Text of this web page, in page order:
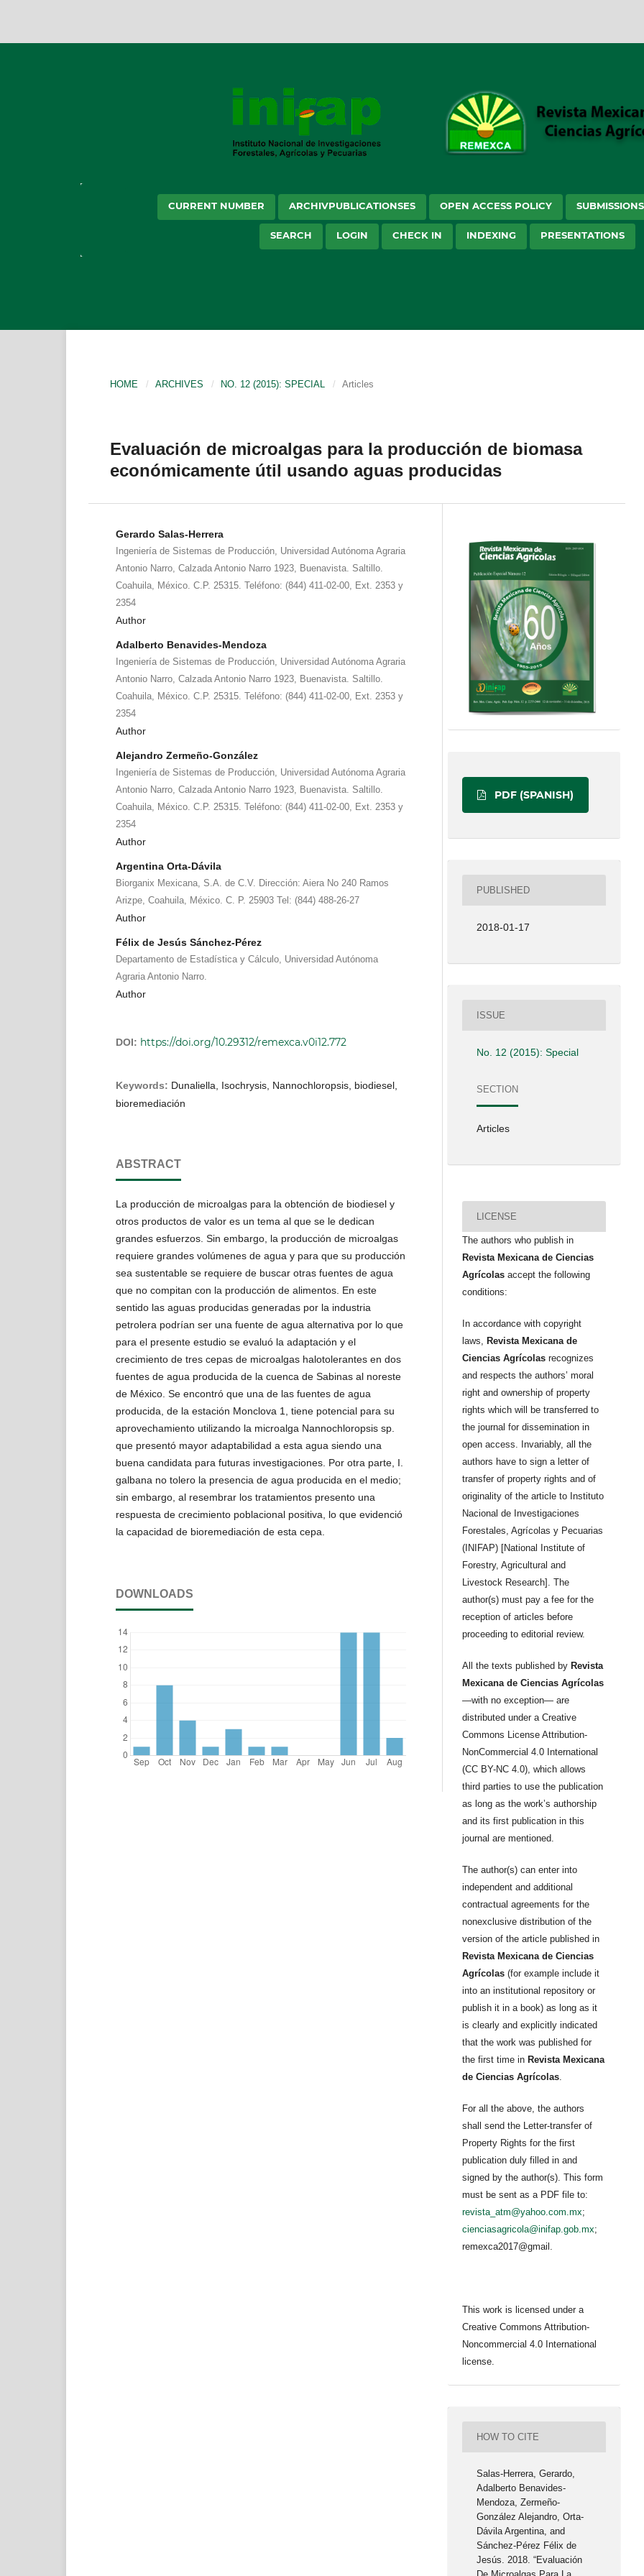
CURRENT NUMBER ARCHIVPUBLICATIONSES OPEN ACCESS POLICY SUBMISSIONS
SEARCH LOGIN CHECK IN INDEXING PRESENTATIONS
HOME / ARCHIVES / NO. 12 (2015): SPECIAL / Articles
Evaluación de microalgas para la producción de biomasa
económicamente útil usando aguas producidas
Gerardo Salas-Herrera
Ingeniería de Sistemas de Producción, Universidad Autónoma Agraria
Antonio Narro, Calzada Antonio Narro 1923, Buenavista. Saltillo.
Coahuila, México. C.P. 25315. Teléfono: (844) 411-02-00, Ext. 2353 y
2354
Author
Adalberto Benavides-Mendoza
Ingeniería de Sistemas de Producción, Universidad Autónoma Agraria
Antonio Narro, Calzada Antonio Narro 1923, Buenavista. Saltillo.
Coahuila, México. C.P. 25315. Teléfono: (844) 411-02-00, Ext. 2353 y
2354
Author
Alejandro Zermeño-González
Ingeniería de Sistemas de Producción, Universidad Autónoma Agraria
Antonio Narro, Calzada Antonio Narro 1923, Buenavista. Saltillo.
Coahuila, México. C.P. 25315. Teléfono: (844) 411-02-00, Ext. 2353 y
2354
Author
Argentina Orta-Dávila
Biorganix Mexicana, S.A. de C.V. Dirección: Aiera No 240 Ramos
Arizpe, Coahuila, México. C. P. 25903 Tel: (844) 488-26-27
Author
Félix de Jesús Sánchez-Pérez
Departamento de Estadística y Cálculo, Universidad Autónoma
Agraria Antonio Narro.
Author
DOI: https://doi.org/10.29312/remexca.v0i12.772
Keywords: Dunaliella, Isochrysis, Nannochloropsis, biodiesel,
bioremediación
ABSTRACT
La producción de microalgas para la obtención de biodiesel y
otros productos de valor es un tema al que se le dedican
grandes esfuerzos. Sin embargo, la producción de microalgas
requiere grandes volúmenes de agua y para que su producción
sea sustentable se requiere de buscar otras fuentes de agua
que no compitan con la producción de alimentos. En este
sentido las aguas producidas generadas por la industria
petrolera podrían ser una fuente de agua alternativa por lo que
para el presente estudio se evaluó la adaptación y el
crecimiento de tres cepas de microalgas halotolerantes en dos
fuentes de agua producida de la cuenca de Sabinas al noreste
de México. Se encontró que una de las fuentes de agua
producida, de la estación Monclova 1, tiene potencial para su
aprovechamiento utilizando la microalga Nannochloropsis sp.
que presentó mayor adaptabilidad a esta agua siendo una
buena candidata para futuras investigaciones. Por otra parte, I.
galbana no tolero la presencia de agua producida en el medio;
sin embargo, al resembrar los tratamientos presento una
respuesta de crecimiento poblacional positiva, lo que evidenció
la capacidad de bioremediación de esta cepa.
DOWNLOADS
PDF (SPANISH)
PUBLISHED
2018-01-17
ISSUE
No. 12 (2015): Special
SECTION
Articles
LICENSE
The authors who publish in
Revista Mexicana de Ciencias
Agrícolasaccept the following
conditions:
In accordance with copyright
laws, Revista Mexicana de
Ciencias Agrícolas recognizes
and respects the authors’ moral
right and ownership of property
rights which will be transferred to
the journal for dissemination in
open access. Invariably, all the
authors have to sign a letter of
transfer of property rights and of
originality of the article to Instituto
Nacional de Investigaciones
Forestales, Agrícolas y Pecuarias
(INIFAP) [National Institute of
Forestry, Agricultural and
Livestock Research]. The
author(s) must pay a fee for the
reception of articles before
proceeding to editorial review.
All the texts published by Revista
Mexicana de Ciencias Agrícolas
—with no exception— are
distributed under a Creative
Commons License Attribution-
NonCommercial 4.0 International
(CC BY-NC 4.0), which allows
third parties to use the publication
as long as the work’s authorship
and its first publication in this
journal are mentioned.
The author(s) can enter into
independent and additional
contractual agreements for the
nonexclusive distribution of the
version of the article published in
Revista Mexicana de Ciencias
Agrícolas (for example include it
into an institutional repository or
publish it in a book) as long as it
is clearly and explicitly indicated
that the work was published for
the first time in Revista Mexicana
de Ciencias Agrícolas.
For all the above, the authors
shall send the Letter-transfer of
Property Rights for the first
publication duly filled in and
signed by the author(s). This form
must be sent as a PDF file to:
revista_atm@yahoo.com.mx;
cienciasagricola@inifap.gob.mx;
remexca2017@gmail.
This work is licensed under a
Creative Commons Attribution-
Noncommercial 4.0 International
license.
HOW TO CITE
Salas-Herrera, Gerardo,
Adalberto Benavides-
Mendoza, Zermeño-
González Alejandro, Orta-
Dávila Argentina, and
Sánchez-Pérez Félix de
Jesús. 2018. “Evaluación